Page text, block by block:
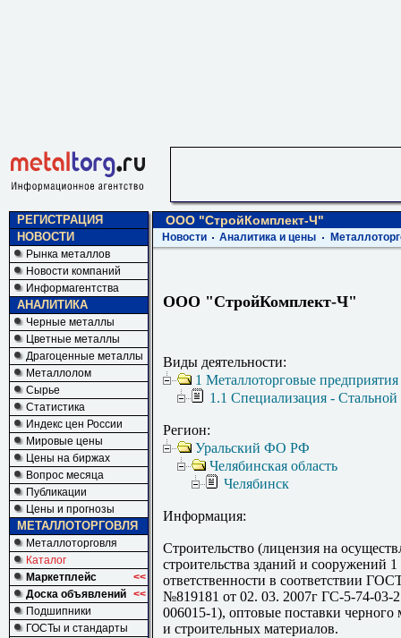
РЕГИСТРАЦИЯ
НОВОСТИ
Рынка металлов
Новости компаний
Информагентства
АНАЛИТИКА
Черные металлы
Цветные металлы
Драгоценные металлы
Металлолом
Сырье
Статистика
Индекс цен России
Мировые цены
Цены на биржах
Вопрос месяца
Публикации
Цены и прогнозы
МЕТАЛЛОТОРГОВЛЯ
Металлоторговля
Каталог
Маркетплейс
<<
Доска объявлений <<
Подшипники
ГОСТы и стандарты
ООО "СтройКомплект-Ч"
Новости Аналитика и цены
ООО "СтройКомплект-Ч"
Виды деятельности:
1 Металлоторговые
1.1 Специализация - Стальной
Регион:
Уральский ФО РФ
Челябинская область
Челябинск
Информация:
Строительство (лицензия на
строительства зданий и сооружений
ответственности в соответствии
№819181 от 02. 03. 2007г ГС-5-74-03-
006015-1), оптовые поставки черного
и строительных материалов.